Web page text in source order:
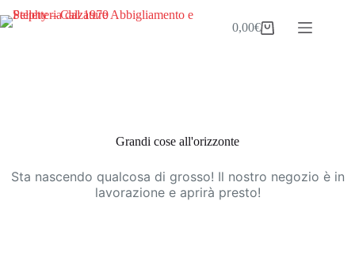
al
Carrello
0,00€
Grandi cose all'orizzonte
Sta nascendo qualcosa di grosso! Il nostro negozio è in
lavorazione e aprirà presto!